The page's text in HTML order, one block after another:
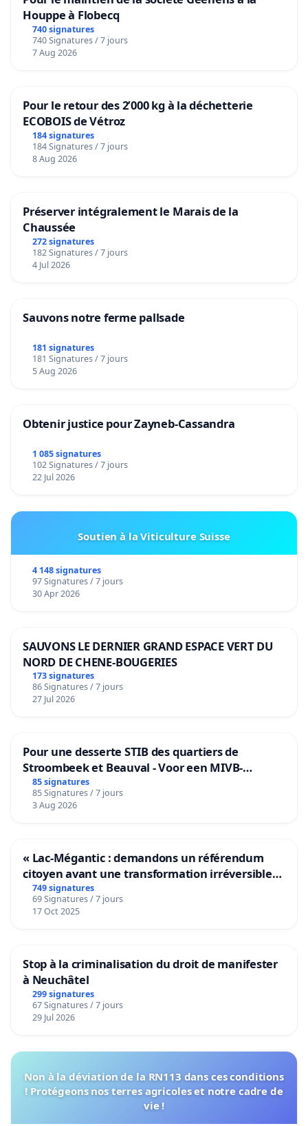
Houppe à Flobecq
740 signatures
740 Signatures / 7 jours
7 Aug 2026
Pour le retour des 2’000 kg à la déchetterie
ECOBOIS de Vétroz
184 signatures
184 Signatures / 7 jours
8 Aug 2026
Préserver intégralement le Marais de la
Chaussée
272 signatures
182 Signatures / 7 jours
4 Jul 2026
Sauvons notre ferme pallsade
181 signatures
181 Signatures / 7 jours
5 Aug 2026
Obtenir justice pour Zayneb-Cassandra
1 085 signatures
102 Signatures / 7 jours
22 Jul 2026
Soutien à la Viticulture Suisse
4 148 signatures
97 Signatures / 7 jours
30 Apr 2026
SAUVONS LE DERNIER GRAND ESPACE VERT DU
NORD DE CHENE-BOUGERIES
173 signatures
86 Signatures / 7 jours
27 Jul 2026
Pour une desserte STIB des quartiers de
Stroombeek et Beauval - Voor een MIVB-
bediening van de wijken Strombeek en Het
Voor
85 signatures
85 Signatures / 7 jours
3 Aug 2026
« Lac-Mégantic : demandons un référendum
citoyen avant une transformation irréversible
de notre territoire »
749 signatures
69 Signatures / 7 jours
17 Oct 2025
Stop à la criminalisation du droit de manifester
à Neuchâtel
299 signatures
67 Signatures / 7 jours
29 Jul 2026
Non à la déviation de la RN113 dans ces conditions
! Protégeons nos terres agricoles et notre cadre de
vie !